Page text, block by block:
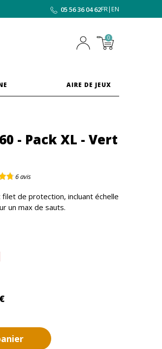
05 56 36 04 62FR|EN
0
AIRE DE JEUX
- Pack XL - Vert
6avis
de protection, incluant échelle
un max de sauts.
799,90 €